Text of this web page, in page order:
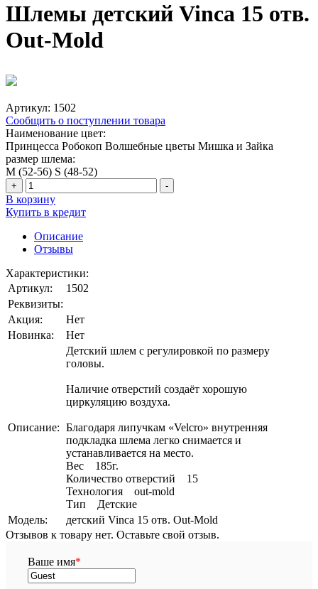
Шлемы детский Vinca 15 отв.
Out-Mold
Артикул: 1502
Сообщить о поступлении товара
Наименование цвет:
Принцесса Робокоп Волшебные цветы Мишка и Зайка
размер шлема:
M (52-56) S (48-52)
+ -
В корзину
Купить в кредит
Описание
Отзывы
Характеристики:
Артикул:
1502
Реквизиты:
Акция:
Нет
Новинка:
Нет
Описание:
Детский шлем с регулировкой по размеру
головы.
Наличие отверстий создаёт хорошую
циркуляцию воздуха.
Благодаря липучкам «Velcro» внутренняя
подкладка шлема легко снимается и
устанавливается на место.
Вес 185г.
Количество отверстий 15
Технология out-mold
Тип Детские
Модель:
детский Vinca 15 отв. Out-Mold
Отзывов к товару нет. Оставьте свой отзыв.
Ваше имя*